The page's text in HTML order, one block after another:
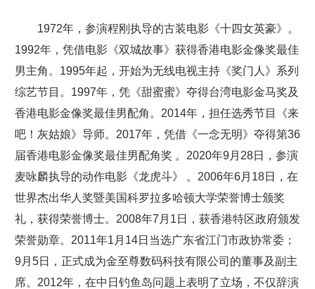
1972年，参演程刚执导的古装电影《十四女英豪》。
1992年，凭借电影《双城故事》获得香港电影金像奖最佳
男主角。1995年起，开始为无线电视主持《奖门人》系列
综艺节目。1997年，凭《甜蜜蜜》夺得台湾电影金马奖及
香港电影金像奖最佳男配角。2014年，担任选秀节目《来
吧！灰姑娘》导师。2017年，凭借《一念无明》夺得第36
届香港电影金像奖最佳男配角奖 。2020年9月28日，参演
麦咏麟执导的动作电影《龙虎斗》 。2006年6月18日，在
世界杰出华人奖暨美国科罗拉多哈顿大学荣誉博士颁奖
礼，获得荣誉博士。2008年7月1日，获香港特区政府颁发
荣誉勋章。2011年1月14日当选广东省江门市政协常委；
9月5日，正式成为金至尊数码科技有限公司的董事及副主
席。2012年，在中日钓鱼岛问题上表明了立场，不仅辞演